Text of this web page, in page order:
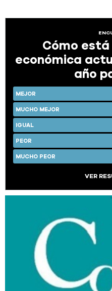
Cómo
económica
año
MEJOR
MUCHO MEJOR
IGUAL
PEOR
MUCHO PEOR
VER